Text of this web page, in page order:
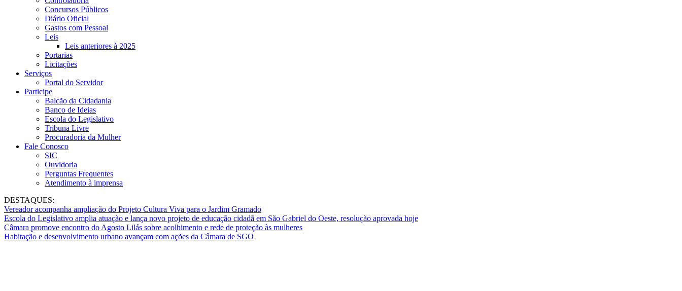
Concursos Públicos
Diário Oficial
Gastos com Pessoal
Leis
Leis anteriores à 2025
Portarias
Licitações
Serviços
Portal do Servidor
Participe
Balcão da Cidadania
Banco de Ideias
Escola do Legislativo
Tribuna Livre
Procuradoria da Mulher
Fale Conosco
SIC
Ouvidoria
Perguntas Frequentes
Atendimento à imprensa
DESTAQUES:
Vereador acompanha ampliação do Projeto Cultura Viva para o Jardim Gramado
Escola do Legislativo amplia atuação e lança novo projeto de educação cidadã em São Gabriel do Oeste, resolução aprovada hoje
Câmara promove encontro do Agosto Lilás sobre acolhimento e rede de proteção às mulheres
Habitação e desenvolvimento urbano avançam com ações da Câmara de SGO